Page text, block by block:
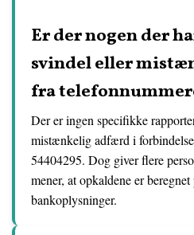
Er der nogen der
svindel eller
fra
Der er ingen specifikke
mistænkelig adfærd i
54404295. Dog giver flere
mener, at opkaldene er
bankoplysninger.